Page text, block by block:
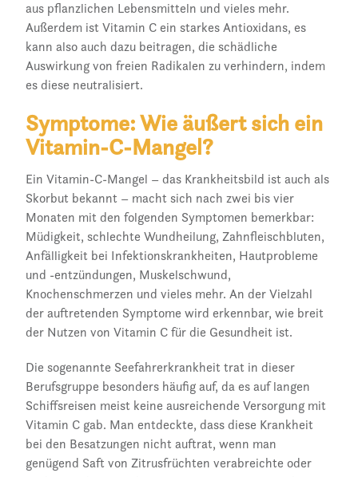
aus pflanzlichen Lebensmitteln und vieles mehr.
Außerdem ist Vitamin C ein starkes Antioxidans, es
kann also auch dazu beitragen, die schädliche
Auswirkung von freien Radikalen zu verhindern, indem
es diese neutralisiert.
Symptome: Wie äußert sich ein
Vitamin-C-Mangel?
Ein Vitamin-C-Mangel – das Krankheitsbild ist auch als
Skorbut bekannt – macht sich nach zwei bis vier
Monaten mit den folgenden Symptomen bemerkbar:
Müdigkeit, schlechte Wundheilung, Zahnfleischbluten,
Anfälligkeit bei Infektionskrankheiten, Hautprobleme
und -entzündungen, Muskelschwund,
Knochenschmerzen und vieles mehr. An der Vielzahl
der auftretenden Symptome wird erkennbar, wie breit
der Nutzen von Vitamin C für die Gesundheit ist.
Die sogenannte Seefahrerkrankheit trat in dieser
Berufsgruppe besonders häufig auf, da es auf langen
Schiffsreisen meist keine ausreichende Versorgung mit
Vitamin C gab. Man entdeckte, dass diese Krankheit
bei den Besatzungen nicht auftrat, wenn man
genügend Saft von Zitrusfrüchten verabreichte oder